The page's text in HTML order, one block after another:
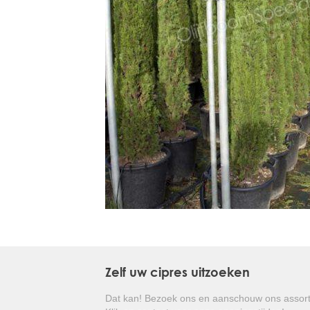
Treesafe
VORSTBESCHERMINGVOORBOMEN.NL
WINTERSCHUTZFUERBAEUME.DE
FROSTPROTECTIONFORTREES.CO.UK
Terracotta
TERRACOTTA.NL
TERRACOTTA.BE
TERRAKOTTA.DE
Zelf uw cipres uitzoeken
Dat kan! Bezoek ons en aanschouw ons